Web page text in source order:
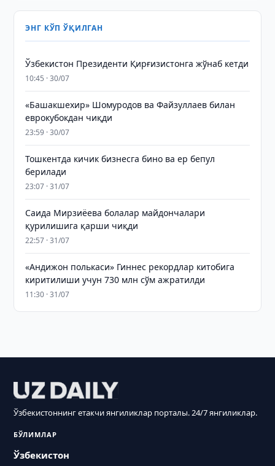
ЭНГ КЎП ЎҚИЛГАН
Ўзбекистон Президенти Қирғизистонга жўнаб кетди
10:45 · 30/07
«Башакшехир» Шомуродов ва Файзуллаев билан
еврокубокдан чиқди
23:59 · 30/07
Тошкентда кичик бизнесга бино ва ер бепул
берилади
23:07 · 31/07
Саида Мирзиёева болалар майдончалари
қурилишига қарши чиқди
22:57 · 31/07
«Андижон полькаси» Гиннес рекордлар китобига
киритилиши учун 730 млн сўм ажратилди
11:30 · 31/07
Ўзбекистоннинг етакчи янгиликлар порталы. 24/7 янгиликлар.
БЎЛИМЛАР
Ўзбекистон